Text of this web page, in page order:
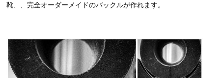
靴、、完全オーダーメイドのバックルが作れます。